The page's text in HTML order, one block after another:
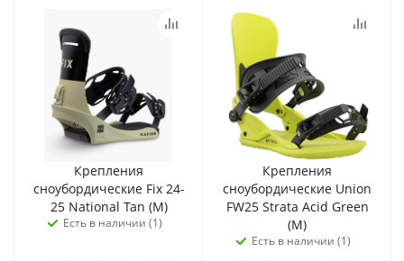
Крепления
сноубордические Fix 24-
25 National Tan (M)
Есть в наличии (1)
Крепления
сноубордические Union
FW25 Strata Acid Green
(M)
Есть в наличии (1)